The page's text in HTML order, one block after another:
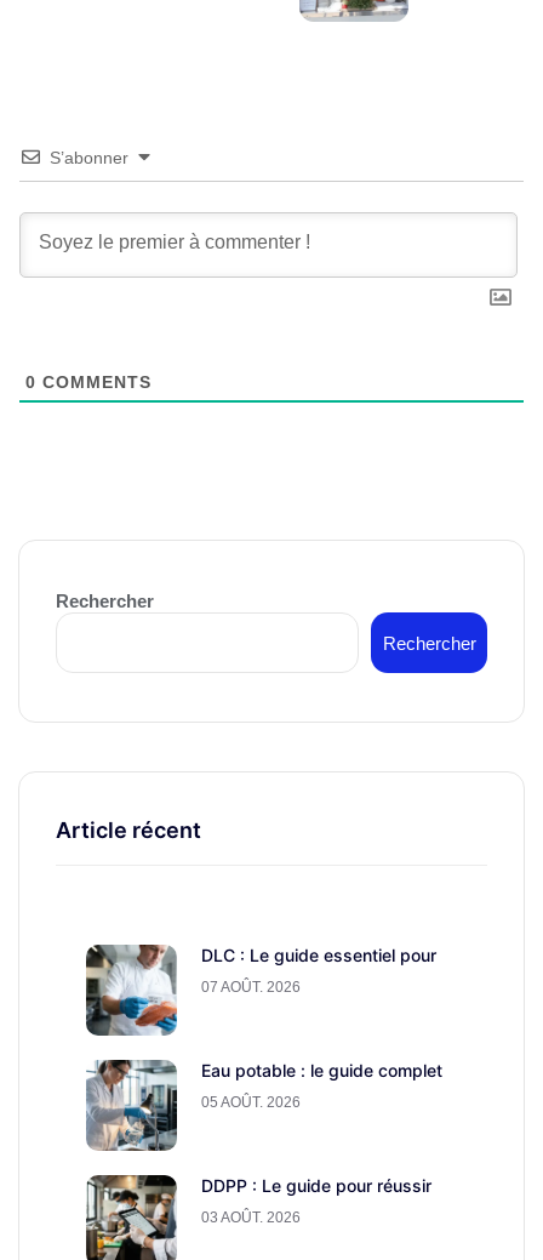
S’abonner
0 COMMENTS
Rechercher
Rechercher
Article récent
DLC : Le guide essentiel pour
07 AOÛT. 2026
Eau potable : le guide complet
05 AOÛT. 2026
DDPP : Le guide pour réussir
03 AOÛT. 2026